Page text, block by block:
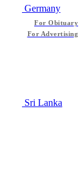
Germany
Sri Lanka
For Obituary
For Advertising